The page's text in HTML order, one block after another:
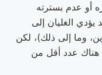
أو عدم بسترته
الغليان إلى
وما إلى ذلك)، لكن
هناك عدد أقل من